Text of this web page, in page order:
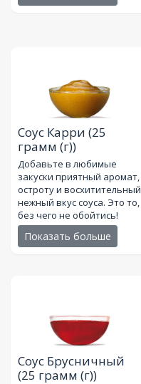
Соус Карри (25
грамм (г))
Добавьте в любимые
закуски приятный аромат,
остроту и восхитительный
нежный вкус соуса. Это то,
без чего не обойтись!
Показать больше
Соус Брусничный
(25 грамм (г))